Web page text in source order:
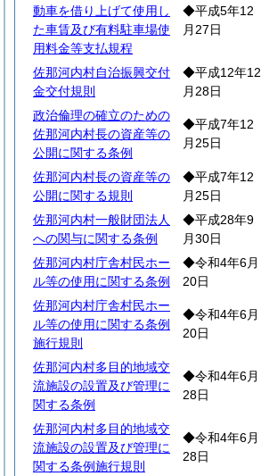
動車を借り上げて使用し
た車賃及び有料駐車場使
用料金等支払規程
◆平成5年12
月27日
佐那河内村自治振興交付
金交付規則
◆平成12年12
月28日
政治倫理の確立のための
佐那河内村長の資産等の
公開に関する条例
◆平成7年12
月25日
佐那河内村長の資産等の
公開に関する規則
◆平成7年12
月25日
佐那河内村一般財団法人
への関与に関する条例
◆平成28年9
月30日
佐那河内村庁舎村民ホー
ル等の使用に関する条例
◆令和4年6月
20日
佐那河内村庁舎村民ホー
ル等の使用に関する条例
施行規則
◆令和4年6月
20日
佐那河内村多目的地域交
流施設の設置及び管理に
関する条例
◆令和4年6月
28日
佐那河内村多目的地域交
流施設の設置及び管理に
関する条例施行規則
◆令和4年6月
28日